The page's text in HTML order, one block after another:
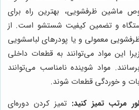
ماشین ظرفشویی، بهترین راه برای
و تضمین کیفیت شستشو است. از
ظرفشویی معمولی و یا پودرهای لباسشویی
این مواد می‌توانند به قطعات داخلی
مواد شوینده نامناسب می‌توانند
و خوردگی قطعات شوند.
مرتب تمیز کنید: تمیز کردن دوره‌ای